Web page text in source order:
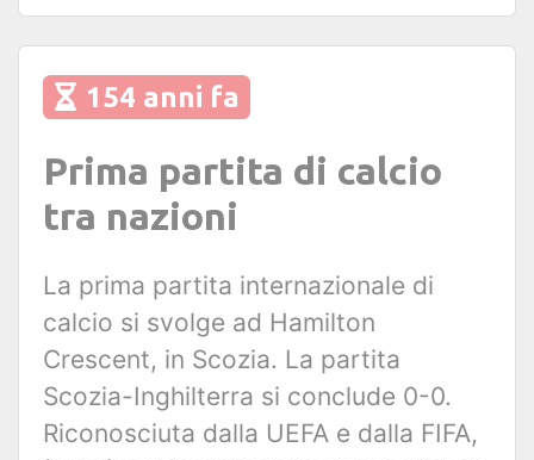
154 anni fa
Prima partita di calcio
tra nazioni
La prima partita internazionale di
calcio si svolge ad Hamilton
Crescent, in Scozia. La partita
Scozia-Inghilterra si conclude 0-0.
Riconosciuta dalla UEFA e dalla FIFA,